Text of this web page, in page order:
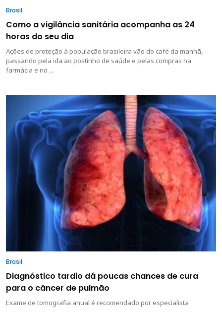
Brasil
Como a vigilância sanitária acompanha as 24
horas do seu dia
Ações de proteção à população brasileira vão do café da manhã,
passando pela ida ao postinho de saúde e pelas compras na
farmácia e no ...
Brasil
Diagnóstico tardio dá poucas chances de cura
para o câncer de pulmão
Exame de tomografia anual é recomendado por especialista